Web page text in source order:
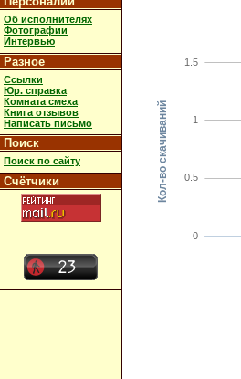
Об исполнителях
Фотографии
Интервью
Разное
Ссылки
Юр. справка
Комната смеха
Книга отзывов
Написать письмо
Поиск
Поиск по сайту
Счётчики
0
0.5
1
1.5
Кол-во скачиваний